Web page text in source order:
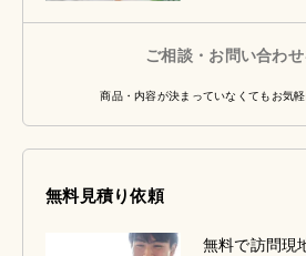
ご相談・お問い合わ
商品・内容が決まっていなくてもお気
無料見積り依頼
無料で訪問現